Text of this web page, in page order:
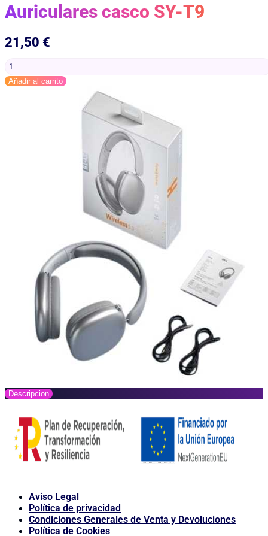
Auriculares casco SY-T9
21,50 €
Auriculares
SY-
Añadir al carrito
Descripcion
Aviso Legal
Política de privacidad
Condiciones Generales de Venta y Devoluciones
Política de Cookies